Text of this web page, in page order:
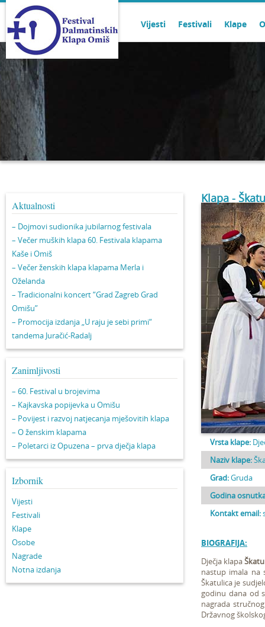
Vijesti Festivali Klape
Aktualnosti
– Dojmovi sudionika jubilarnog festivala
– Večer muških klapa 60. Festivala klapama
Kaše i Omiš
– Večer ženskih klapa klapama Merla i
Oželanda
– Tradicionalni koncert “Grad Zagreb Grad
Omišu”
– Promocija izdanja „U raju je sebi primi“
tandema Juračić-Radalj
Zanimljivosti
– 60. Festival u brojevima
– Kajkavska popijevka u Omišu
– Povijest i razvoj natjecanja mješovitih klapa
– O ženskim klapama
– Poletarci iz Opuzena – prva dječja klapa
Izbornik
Vijesti
Festivali
Klape
Osobe
Nagrade
Notna izdanja
Klapa -
Vrsta klape:
Naziv klape:
Grad:Gruda
Godina
Kontakt email:
BIOGRAFIJA:
Dječja klapa
nastup imala
Škatulica je
godinu dana od
nagrada
Državnog